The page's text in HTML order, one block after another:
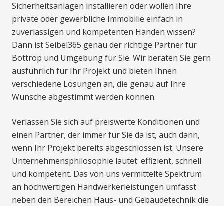
Sicherheitsanlagen installieren oder wollen Ihre
private oder gewerbliche Immobilie einfach in
zuverlässigen und kompetenten Händen wissen?
Dann ist Seibel365 genau der richtige Partner für
Bottrop und Umgebung für Sie. Wir beraten Sie gern
ausführlich für Ihr Projekt und bieten Ihnen
verschiedene Lösungen an, die genau auf Ihre
Wünsche abgestimmt werden können.
Verlassen Sie sich auf preiswerte Konditionen und
einen Partner, der immer für Sie da ist, auch dann,
wenn Ihr Projekt bereits abgeschlossen ist. Unsere
Unternehmensphilosophie lautet: effizient, schnell
und kompetent. Das von uns vermittelte Spektrum
an hochwertigen Handwerkerleistungen umfasst
neben den Bereichen Haus- und Gebäudetechnik die